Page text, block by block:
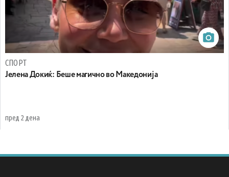
СПОРТ
Јелена Докиќ: Беше магично во Македонија
пред 2 дена